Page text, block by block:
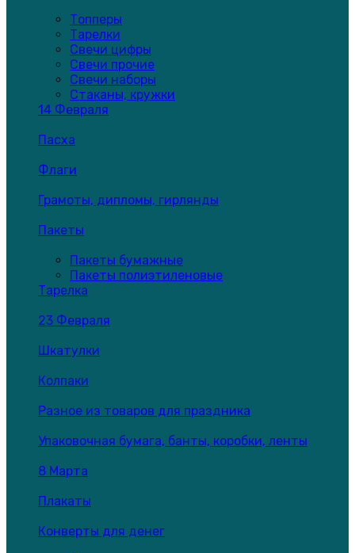
Топперы
Тарелки
Свечи цифры
Свечи прочие
Свечи наборы
Стаканы, кружки
14 Февраля
Пасха
Флаги
Грамоты, дипломы, гирлянды
Пакеты
Пакеты бумажные
Пакеты полиэтиленовые
Тарелка
23 Февраля
Шкатулки
Колпаки
Разное из товаров для праздника
Упаковочная бумага, банты, коробки, ленты
8 Марта
Плакаты
Конверты для денег